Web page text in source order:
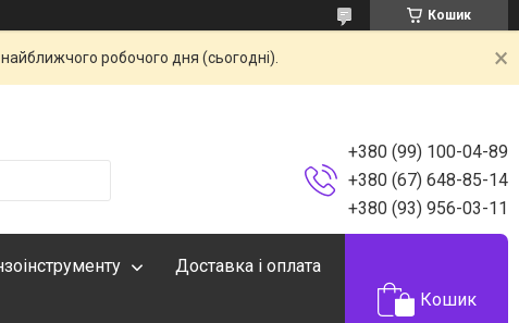
Кошик
робочого дня (сьогодні).
+380 (99) 100-04-89
+380 (67) 648-85-14
+380 (93) 956-03-11
Доставка і оплата
Кошик